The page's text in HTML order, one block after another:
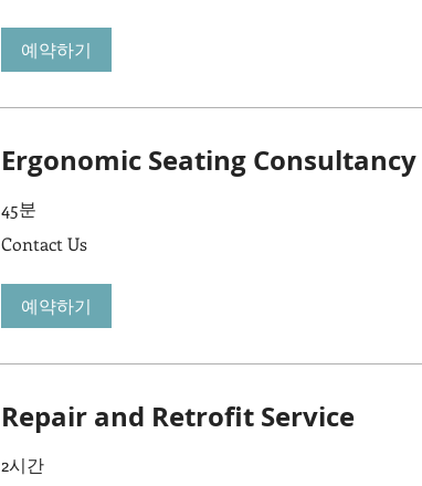
예약하기
Ergonomic Seating Consultancy
45분
Us
Contact Us
예약하기
Repair and Retrofit Service
2시간